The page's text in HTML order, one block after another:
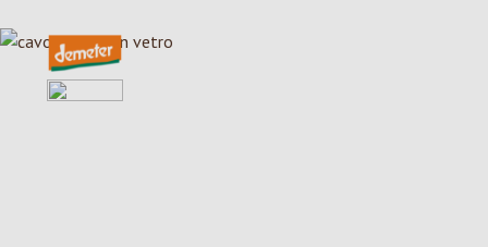
Salta la galleria di immagini